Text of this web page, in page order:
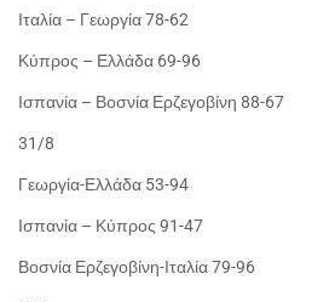
Ιταλία – Γεωργία 78-62
Κύπρος – Ελλάδα 69-96
Ισπανία – Βοσνία Ερζεγοβίνη 88-67
31/8
Γεωργία-Ελλάδα 53-94
Ισπανία – Κύπρος 91-47
Βοσνία Ερζεγοβίνη-Ιταλία 79-96